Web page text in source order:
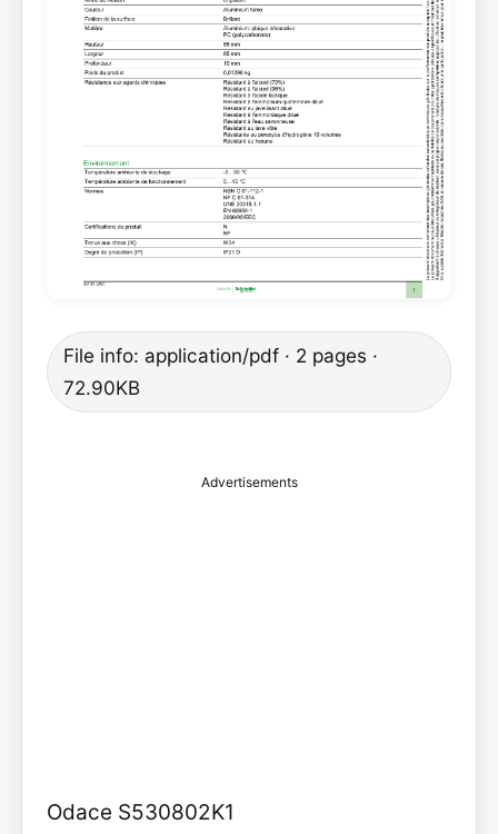
File info: application/pdf · 2 pages ·
72.90KB
Advertisements
Odace S530802K1